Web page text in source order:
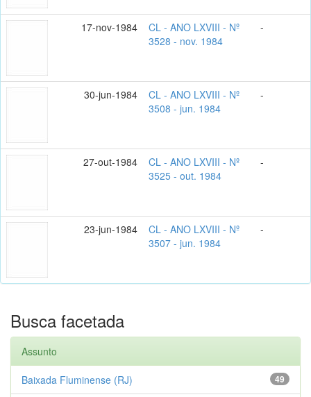
17-nov-1984
CL - ANO LXVIII - Nº
3528 - nov. 1984
-
30-jun-1984
CL - ANO LXVIII - Nº
3508 - jun. 1984
-
27-out-1984
CL - ANO LXVIII - Nº
3525 - out. 1984
-
23-jun-1984
CL - ANO LXVIII - Nº
3507 - jun. 1984
-
Busca facetada
Assunto
49
Baixada Fluminense (RJ)